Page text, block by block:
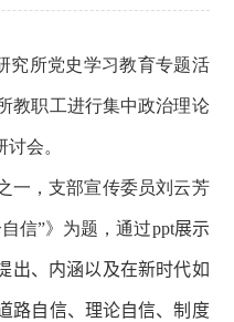
究所党史学习教育专题活
教职工进行集中政治理论
会。
一，支部宣传委员刘云芳
信”》为题，通过ppt展示
出、内涵以及在新时代如
路自信、理论自信、制度